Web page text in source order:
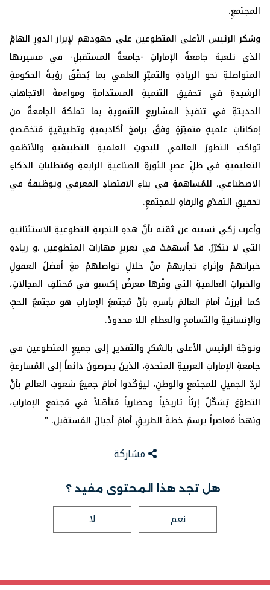
المجتمعِ.
وشكر الرئيس الأعلى المتطوعين على جهودهم لإبراز الدورِ الهامِّ
الذي تلعبهُ جامعةُ الإماراتِ -جامعةُ المستقبلِ- في مسيرتها
المتواصلةِ نحو الريادةِ والتميّزِ العلمي بما يُحقّقُ رؤيةَ الحكومةِ
الرشيدةِ في تحقيقِ التنميةِ المستدامةِ ومواءمةَ الاتجاهاتِ
الحديثةِ في تنفيذِ المشاريعِ التنمويةِ بما تملكهُ الجامعةُ من
إمكاناتٍ علميةٍ متميّزةٍ وفقَ برامجَ أكاديميةٍ وتطبيقيةٍ مُتخصّصةٍ
تواكبُ التطورَ العالمي للبحوثِ العلميةِ التطبيقيةِ والأنظمةِ
التعليميةِ في ظلِّ عصرِ الثورةِ الصناعيةِ الرابعةِ ومُتطلباتِ الذكاءِ
الاصطناعي، للمُساهمةِ في بناءِ الاقتصادِ المعرفي وتوظيفهُ في
تحقيقِ التقدّمِ والرفاهِ للمجتمعِ.
وأعرب زكي نسيبة عن ثقته بأنَّ هذهِ التجربةِ التطوعيةِ الاستثنائيةِ
التي لا تتكرّرُ، قدْ أسهمَتْ في تعزيزِ مهارات المتطوعين ،و زيادةِ
خبراتهمْ وإثراءِ تجاربهمْ منْ خلالِ تواصلهمْ معَ أفضلَ العقولِ
والخبراتِ العالميةِ التي وفّرها معرضُ إكسبو في مُختلفِ المجالاتِ،
كما أبرزتْ أمامَ العالمَ بأسرهِ بأنَّ مُجتمعَ الإماراتِ هو مجتمعُ الحبِّ
والإنسانيةِ والتسامحِ والعطاءِ اللا محدودْ.
وتوجّهَ الرئيس الأعلى بالشكرِ والتقديرِ إلى جميعِ المتطوعين في
جامعةِ الإماراتِ العربيةِ المتحدةِ، الذينَ يحرصونَ دائماً إلى المُسارعةِ
لردِّ الجميلِ للمجتمعِ والوطنِ، ليؤكّدوا أمامَ جميعَ شعوبَ العالمِ بأنَّ
التطوّعَ يُشكّلُ إرثاً تاريخياً وحضارياً مُتأصّلاً في مُجتمعٍ الإماراتِ،
ونهجاً مُعاصراً يرسمُ خطةَ الطريقِ أمامَ أجيالَ المُستقبل. "
مشاركة
هل تجد هذا المحتوى مفيد ؟
نعم لا